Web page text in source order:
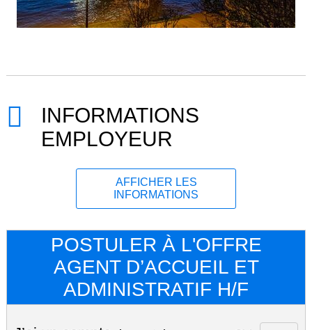
INFORMATIONS
EMPLOYEUR
AFFICHER LES
INFORMATIONS
POSTULER À L'OFFRE
AGENT D’ACCUEIL ET
ADMINISTRATIF H/F